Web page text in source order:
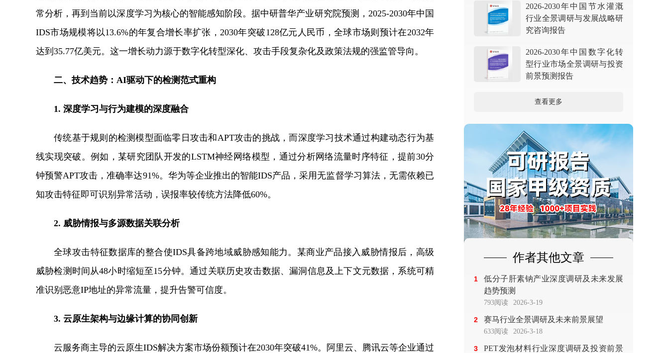
常分析，再到当前以深度学习为核心的智能感知阶段。据中研普华产业研究院预测，2025-2030年中国
IDS市场规模将以13.6%的年复合增长率扩张，2030年突破128亿元人民币，全球市场则预计在2032年
达到35.77亿美元。这一增长动力源于数字化转型深化、攻击手段复杂化及政策法规的强监管导向。
二、技术趋势：AI驱动下的检测范式重构
1. 深度学习与行为建模的深度融合
传统基于规则的检测模型面临零日攻击和APT攻击的挑战，而深度学习技术通过构建动态行为基
线实现突破。例如，某研究团队开发的LSTM神经网络模型，通过分析网络流量时序特征，提前30分
钟预警APT攻击，准确率达91%。华为等企业推出的智能IDS产品，采用无监督学习算法，无需依赖已
知攻击特征即可识别异常活动，误报率较传统方法降低60%。
2. 威胁情报与多源数据关联分析
全球攻击特征数据库的整合使IDS具备跨地域威胁感知能力。某商业产品接入威胁情报后，高级
威胁检测时间从48小时缩短至15分钟。通过关联历史攻击数据、漏洞信息及上下文元数据，系统可精
准识别恶意IP地址的异常流量，提升告警可信度。
3. 云原生架构与边缘计算的协同创新
云服务商主导的云原生IDS解决方案市场份额预计在2030年突破41%。阿里云、腾讯云等企业通过
2026-2030年中国节水灌溉
行业全景调研与发展战略研
究咨询报告
2026-2030年中国数字化转
型行业市场全景调研与投资
前景预测报告
查看更多
作者其他文章
1
低分子肝素钠产业深度调研及未来发展
趋势预测
793阅读 2026-3-19
2 赛马行业全景调研及未来前景展望
633阅读 2026-3-18
3
PET发泡材料行业深度调研及投资前景